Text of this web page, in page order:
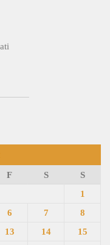
F S
S
1
6 7
8
13 14
15